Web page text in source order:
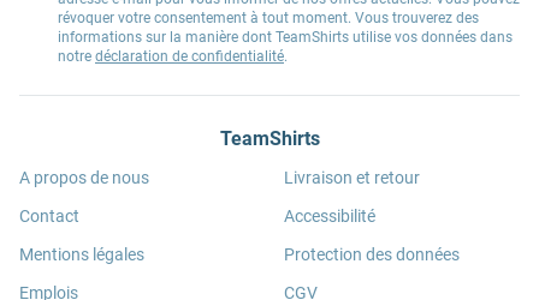
révoquer votre consentement à tout moment. Vous trouverez des
informations sur la manière dont TeamShirts utilise vos données dans
notre déclaration de confidentialité.
TeamShirts
A propos de nous
Contact
Mentions légales
Emplois
Livraison et retour
Accessibilité
Protection des données
CGV